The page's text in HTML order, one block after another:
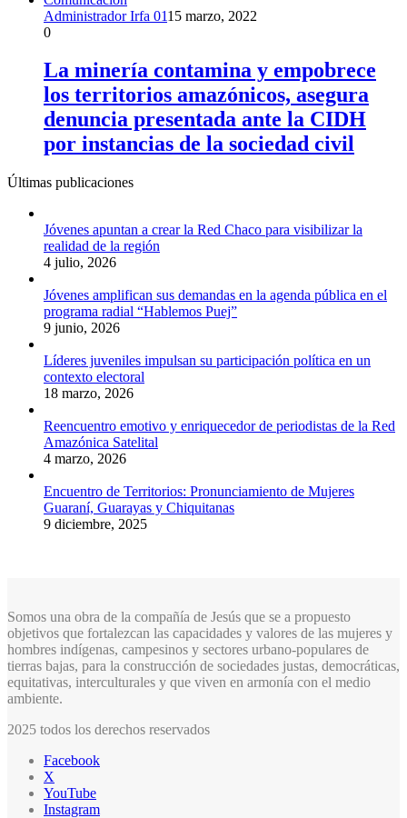
Administrador Irfa 0115 marzo, 2022
0
La minería contamina y empobrece
los territorios amazónicos, asegura
denuncia presentada ante la CIDH
por instancias de la sociedad civil
Últimas publicaciones
Jóvenes apuntan a crear la Red Chaco para visibilizar la
realidad de la región
4 julio, 2026
Jóvenes amplifican sus demandas en la agenda pública en el
programa radial “Hablemos Puej”
9 junio, 2026
Líderes juveniles impulsan su participación política en un
contexto electoral
18 marzo, 2026
Reencuentro emotivo y enriquecedor de periodistas de la Red
Amazónica Satelital
4 marzo, 2026
Encuentro de Territorios: Pronunciamiento de Mujeres
Guaraní, Guarayas y Chiquitanas
9 diciembre, 2025
Somos una obra de la compañía de Jesús que se a propuesto
objetivos que fortalezcan las capacidades y valores de las mujeres y
hombres indígenas, campesinos y sectores urbano-populares de
tierras bajas, para la construcción de sociedades justas, democráticas,
equitativas, interculturales y que viven en armonía con el medio
ambiente.
2025 todos los derechos reservados
Facebook
X
YouTube
Instagram